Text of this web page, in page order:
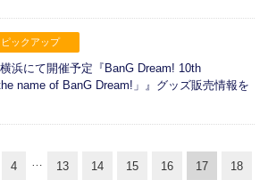
ピックアップ
浜にて開催予定『BanG Dream! 10th
name of BanG Dream!」』グッズ販売情報を
4 … 13 14 15 16 17 18